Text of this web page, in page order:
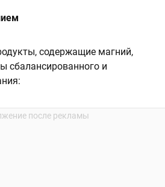
содержащие магний,
сбалансированного и